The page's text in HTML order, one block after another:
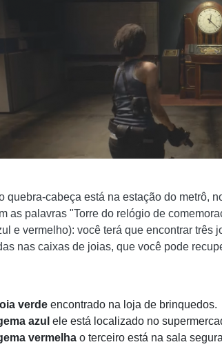
quebra-cabeça está na estação do metrô,
as palavras "Torre do relógio de
e vermelho): você terá que encontrar três
nas caixas de joias, que você pode
verde encontrado na loja de brinquedos.
azul ele está localizado no
vermelha o terceiro está na sala